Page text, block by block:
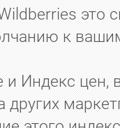
это
к
Индекс цен,